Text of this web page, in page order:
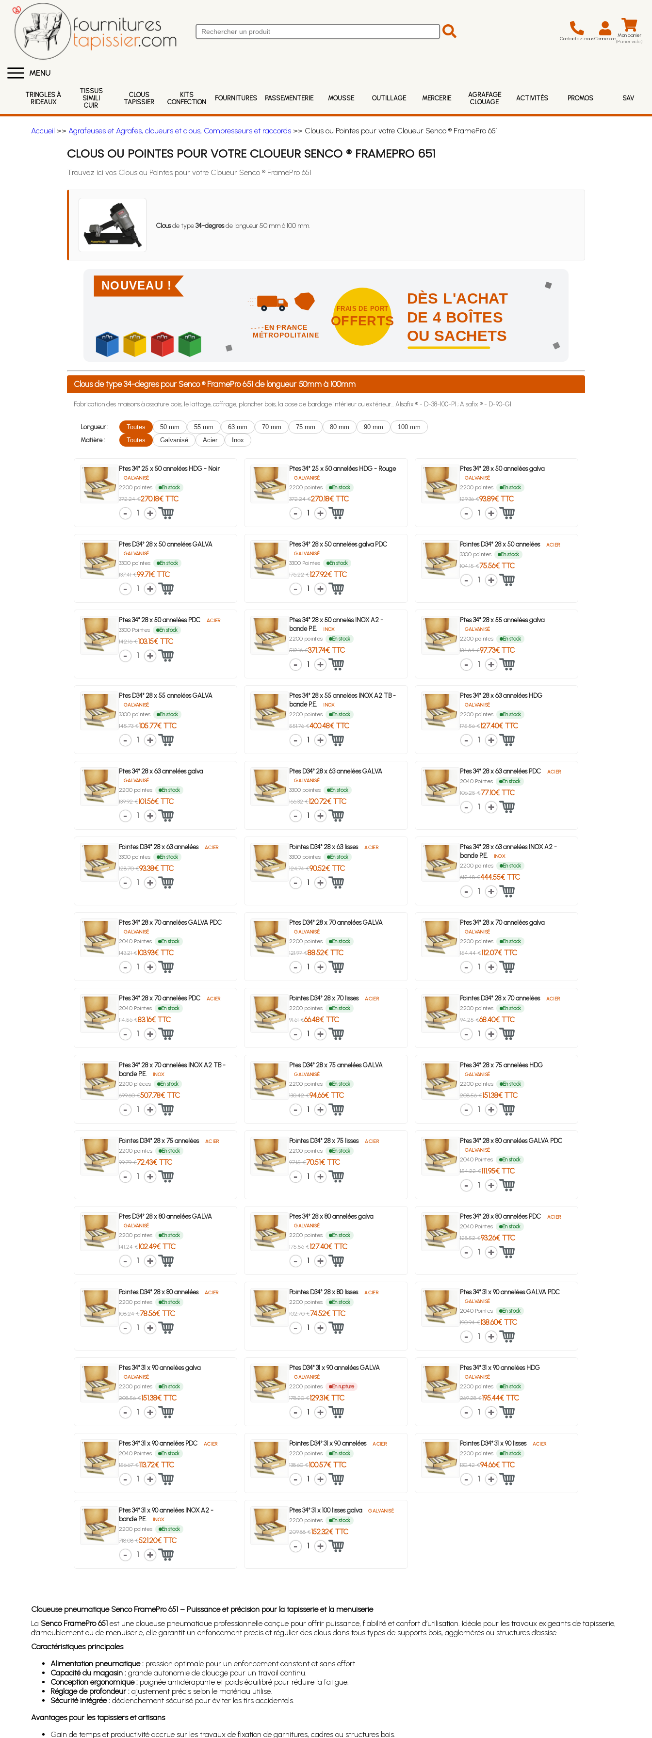
Contactez-nousConnexion Mon panier
(Panier vide)
MENU
TRINGLES À
RIDEAUX
TISSUS
SIMILI
CUIR
CLOUS
TAPISSIER
KITS
CONFECTION
FOURNITURES PASSEMENTERIE MOUSSE OUTILLAGE MERCERIE
AGRAFAGE
CLOUAGE
ACTIVITÉS PROMOS SAV
Accueil >> Agrafeuses et Agrafes, cloueurs et clous, Compresseurs et raccords>> Clous ou Pointes pour votre Cloueur Senco ® FramePro 651
CLOUS OU POINTES POUR VOTRE CLOUEUR SENCO ® FRAMEPRO 651
Trouvez ici vos Clous ou Pointes pour votre Cloueur Senco ® FramePro 651
Clousde type34-degresde longueur 50 mm à 100 mm.
NOUVEAU !
EN FRANCE
MÉTROPOLITAINE
FRAIS DE PORT
OFFERTS
DÈS L'ACHAT
DE 4 BOÎTES
OU SACHETS
Achetez 4 sachets ou boîtes d'agrafes ou de pointes et nous vous offrons les frais de port en France métropolitaine !
Clous de type 34-degres pour Senco ® FramePro 651 de longueur 50mm à 100mm
Fabrication des maisons à ossature bois, le lattage, coffrage, plancher bois, la pose de bardage intérieur ou extérieur... Alsafix ® - D-38-100-P1 ; Alsafix ® - D-90-G1
Longueur : Toutes 50 mm 55 mm 63 mm 70 mm 75 mm 80 mm 90 mm
100 mm
Matière :
Toutes Galvanisé Acier Inox
Ptes 34° 25 x 50 annelées HDG - Noir
GALVANISÉ
2200 pointes En stock
372.24 €270.18€ TTC
1
Ptes 34° 25 x 50 annelées HDG - Rouge
GALVANISÉ
2200 pointes En stock
372.24 €270.18€ TTC
1
Ptes 34° 28 x 50 annelées galva
GALVANISÉ
2200 pointes En stock
129.36 €93.89€ TTC
1
Ptes D34° 28 x 50 annelées GALVA
GALVANISÉ
3300 pointes En stock
137.41 €99.71€ TTC
1
Ptes 34° 28 x 50 annelées galva PDC
GALVANISÉ
3300 Pointes En stock
176.22 €127.92€ TTC
1
Pointes D34° 28 x 50 annelées ACIER
3300 pointes En stock
104.15 €75.56€ TTC
1
Ptes 34° 28 x 50 annelées PDC ACIER
3300 Pointes En stock
142.16 €103.15€ TTC
1
Ptes 34° 28 x 50 annelés INOX A2 -
bande P.E.
INOX
2200 pointes En stock
512.16 €371.74€ TTC
1
Ptes 34° 28 x 55 annelées galva
GALVANISÉ
2200 pointes En stock
134.64 €97.73€ TTC
1
Ptes D34° 28 x 55 annelées GALVA
GALVANISÉ
3300 pointes En stock
145.73 €105.77€ TTC
1
Ptes 34° 28 x 55 annelées INOX A2 TB -
bande P.E.
INOX
2200 pointes En stock
551.76 €400.48€ TTC
1
Ptes 34° 28 x 63 annelées HDG
GALVANISÉ
2200 pointes En stock
175.56 €127.40€ TTC
1
Ptes 34° 28 x 63 annelées galva
GALVANISÉ
2200 pointes En stock
139.92 €101.56€ TTC
1
Ptes D34° 28 x 63 annelées GALVA
GALVANISÉ
3300 pointes En stock
166.32 €120.72€ TTC
1
Ptes 34° 28 x 63 annelées PDC ACIER
2040 Pointes En stock
106.25 €77.10€ TTC
1
Pointes D34° 28 x 63 annelées ACIER
3300 pointes En stock
128.70 €93.38€ TTC
1
Pointes D34° 28 x 63 lisses ACIER
3300 pointes En stock
124.74 €90.52€ TTC
1
Ptes 34° 28 x 63 annelées INOX A2 -
bande P.E.
INOX
2200 pointes En stock
612.48 €444.55€ TTC
1
Ptes 34° 28 x 70 annelées GALVA PDC
GALVANISÉ
2040 Pointes En stock
143.21 €103.93€ TTC
1
Ptes D34° 28 x 70 annelées GALVA
GALVANISÉ
2200 pointes En stock
121.97 €88.52€ TTC
1
Ptes 34° 28 x 70 annelées galva
GALVANISÉ
2200 pointes En stock
154.44 €112.07€ TTC
1
Ptes 34° 28 x 70 annelées PDC ACIER
2040 Pointes En stock
114.56 €83.16€ TTC
1
Pointes D34° 28 x 70 lisses ACIER
2200 pointes En stock
91.61 €66.48€ TTC
1
Pointes D34° 28 x 70 annelées ACIER
2200 pointes En stock
94.25 €68.40€ TTC
1
Ptes 34° 28 x 70 annelées INOX A2 TB -
bande P.E.
INOX
2200 pièces En stock
699.60 €507.78€ TTC
1
Ptes D34° 28 x 75 annelées GALVA
GALVANISÉ
2200 pointes En stock
130.42 €94.66€ TTC
1
Ptes 34° 28 x 75 annelées HDG
GALVANISÉ
2200 pointes En stock
208.56 €151.38€ TTC
1
Pointes D34° 28 x 75 annelées ACIER
2200 pointes En stock
99.79 €72.43€ TTC
1
Pointes D34° 28 x 75 lisses ACIER
2200 pointes En stock
97.15 €70.51€ TTC
1
Ptes 34° 28 x 80 annelées GALVA PDC
GALVANISÉ
2040 Pointes En stock
154.22 €111.95€ TTC
1
Ptes D34° 28 x 80 annelées GALVA
GALVANISÉ
2200 pointes En stock
141.24 €102.49€ TTC
1
Ptes 34° 28 x 80 annelées galva
GALVANISÉ
2200 pointes En stock
175.56 €127.40€ TTC
1
Ptes 34° 28 x 80 annelées PDC ACIER
2040 Pointes En stock
128.52 €93.26€ TTC
1
Pointes D34° 28 x 80 annelées ACIER
2200 pointes En stock
108.24 €78.56€ TTC
1
Pointes D34° 28 x 80 lisses ACIER
2200 pointes En stock
102.70 €74.52€ TTC
1
Ptes 34° 31 x 90 annelées GALVA PDC
GALVANISÉ
2040 Pointes En stock
190.94 €138.60€ TTC
1
Ptes 34° 31 x 90 annelées galva
GALVANISÉ
2200 pointes En stock
208.56 €151.38€ TTC
1
Ptes D34° 31 x 90 annelées GALVA
GALVANISÉ
2200 pointes En rupture
178.20 €129.31€ TTC
1
Ptes 34° 31 x 90 annelées HDG
GALVANISÉ
2200 pointes En stock
269.28 €195.44€ TTC
1
Ptes 34° 31 x 90 annelées PDC ACIER
2040 Pointes En stock
156.67 €113.72€ TTC
1
Pointes D34° 31 x 90 annelées ACIER
2200 pointes En stock
138.60 €100.57€ TTC
1
Pointes D34° 31 x 90 lisses ACIER
2200 pointes En stock
130.42 €94.66€ TTC
1
Ptes 34° 31 x 90 annelées INOX A2 -
bande P.E.
INOX
2200 pointes En stock
718.08 €521.20€ TTC
1
Ptes 34° 31 x 100 lisses galva GALVANISÉ
2200 pointes En stock
209.88 €152.32€ TTC
1
Cloueuse pneumatique Senco FramePro 651 – Puissance et précision pour la tapisserie et la menuiserie
La Senco FramePro 651est une cloueuse pneumatique professionnelle conçue pour offrir puissance, fiabilité et confort d’utilisation. Idéale pour les travaux exigeants de tapisserie,
d’ameublement ou de menuiserie, elle garantit un enfoncement précis et régulier des clous dans tous types de supports bois, agglomérés ou structures d’assise.
Caractéristiques principales
Alimentation pneumatique :pression optimale pour un enfoncement constant et sans effort.
Capacité du magasin :grande autonomie de clouage pour un travail continu.
Conception ergonomique :poignée antidérapante et poids équilibré pour réduire la fatigue.
Réglage de profondeur :ajustement précis selon le matériau utilisé.
Sécurité intégrée :déclenchement sécurisé pour éviter les tirs accidentels.
Avantages pour les tapissiers et artisans
Gain de temps et productivité accrue sur les travaux de fixation de garnitures, cadres ou structures bois.